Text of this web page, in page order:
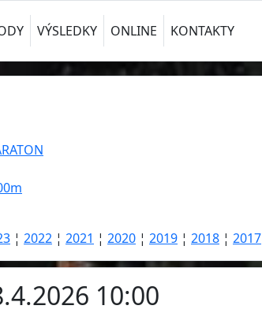
VÝSLEDKY ONLINE KONTAKTY
¦ 2022 ¦ 2021 ¦ 2020 ¦ 2019 ¦ 2018 ¦ 2017
10:00